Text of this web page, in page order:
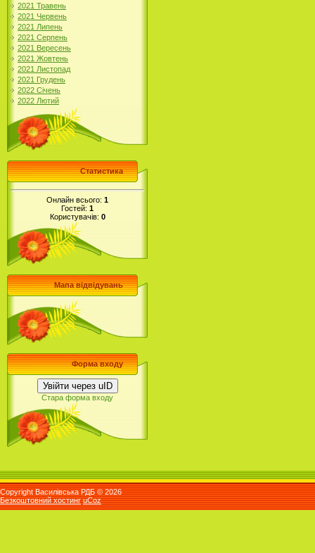
2021 Травень
2021 Червень
2021 Липень
2021 Серпень
2021 Вересень
2021 Жовтень
2021 Листопад
2021 Грудень
2022 Січень
2022 Лютий
Статистика
Онлайн всього: 1
Гостей: 1
Користувачів: 0
Мапа відвідувань
Форма входу
Увійти через uID
Стара форма входу
Copyright Василівська РДБ © 2026
Безкоштовний хостинг uCoz